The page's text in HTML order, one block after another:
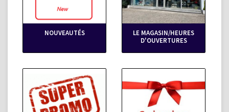
NOUVEAUTÉS
LE MAGASIN/HEURES
D'OUVERTURES